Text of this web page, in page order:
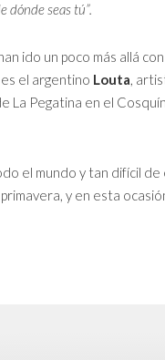
dónde seas tú”.
ido un poco más allá
el argentino Louta,
La Pegatina en el
el mundo y tan difícil
y en esta